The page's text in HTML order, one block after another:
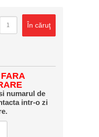
În căruţ
numarul de
intr-o zi